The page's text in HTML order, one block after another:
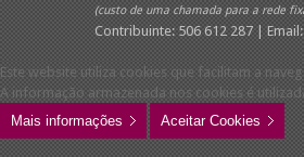
(custo de uma chamada para a rede
Contribuinte: 506 612 287 | Email:
Este website utiliza cookies que facilitam a
A informação armazenada nos cookies é
Mais informações
Aceitar Cookies